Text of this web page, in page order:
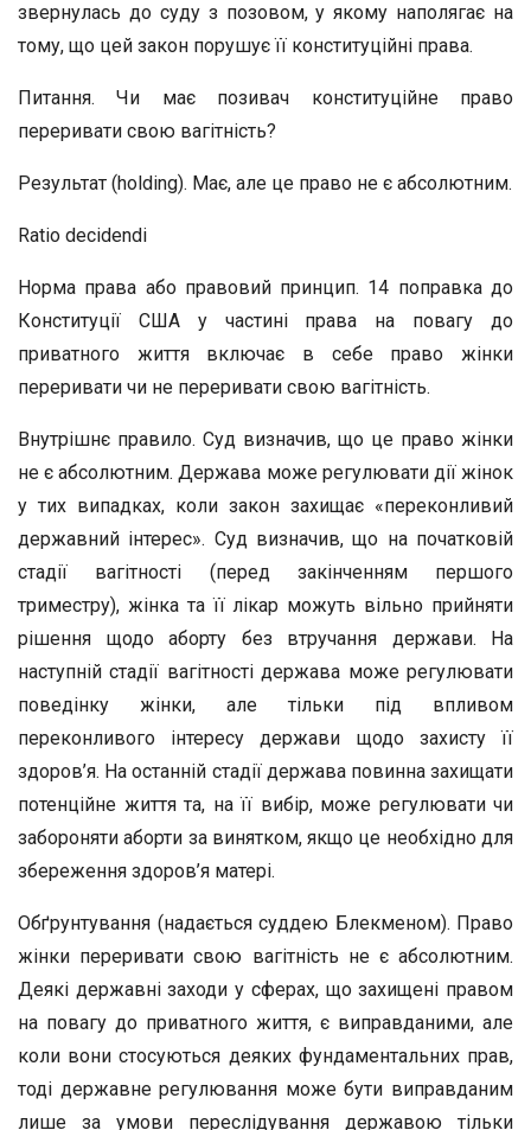
звернулась до суду з позовом, у якому наполягає на
тому, що цей закон порушує її конституційні права.
Питання. Чи має позивач конституційне право
переривати свою вагітність?
Результат (holding). Має, але це право не є абсолютним.
Ratio decidendi
Норма права або правовий принцип. 14 поправка до
Конституції США у частині права на повагу до
приватного життя включає в себе право жінки
переривати чи не переривати свою вагітність.
Внутрішнє правило. Суд визначив, що це право жінки
не є абсолютним. Держава може регулювати дії жінок
у тих випадках, коли закон захищає «переконливий
державний інтерес». Суд визначив, що на початковій
стадії вагітності (перед закінченням першого
триместру), жінка та її лікар можуть вільно прийняти
рішення щодо аборту без втручання держави. На
наступній стадії вагітності держава може регулювати
поведінку жінки, але тільки під впливом
переконливого інтересу держави щодо захисту її
здоров’я. На останній стадії держава повинна захищати
потенційне життя та, на її вибір, може регулювати чи
забороняти аборти за винятком, якщо це необхідно для
збереження здоров’я матері.
Обґрунтування (надається суддею Блекменом). Право
жінки переривати свою вагітність не є абсолютним.
Деякі державні заходи у сферах, що захищені правом
на повагу до приватного життя, є виправданими, але
коли вони стосуються деяких фундаментальних прав,
тоді державне регулювання може бути виправданим
лише за умови переслідування державою тільки